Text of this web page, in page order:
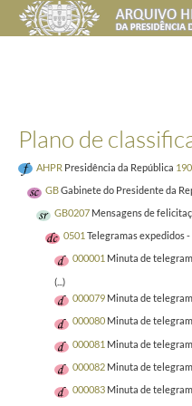
Plano de
AHPR Presidência da República
GBGabinete do Presidente da
GB0207 Mensagens de
0501 Telegramas expedidos
000001 Minuta de
(...)
000079 Minuta de
000080 Minuta de
000081 Minuta de
000082 Minuta de
000083 Minuta de